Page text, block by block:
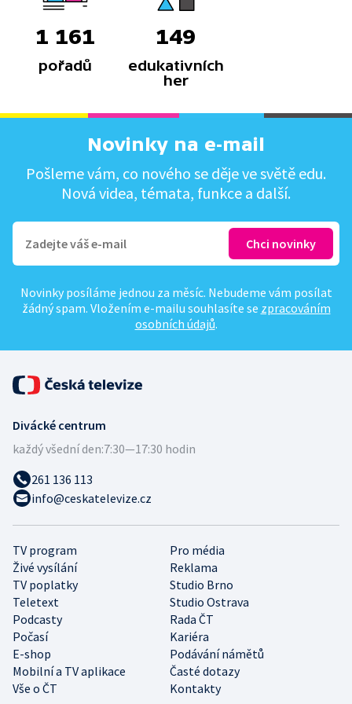
1 161
pořadů
149
edukativních
her
Novinky na e-mail
Pošleme vám, co nového se děje ve světě edu.
Nová videa, témata, funkce a další.
Novinky posíláme jednou za měsíc. Nebudeme vám posílat
žádný spam. Vložením e-mailu souhlasíte se zpracováním
osobních údajů.